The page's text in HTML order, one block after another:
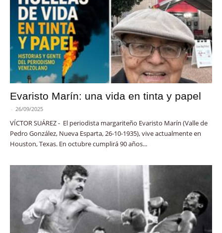
Evaristo Marín: una vida en tinta y papel
- 26/09/2025
VÍCTOR SUÁREZ - El periodista margariteño Evaristo Marín (Valle de
Pedro González, Nueva Esparta, 26-10-1935), vive actualmente en
Houston, Texas. En octubre cumplirá 90 años...